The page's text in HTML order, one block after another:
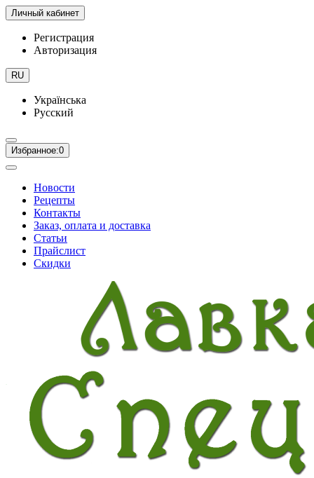
Личный кабинет
Регистрация
Авторизация
RU
Українська
Русский
Избранное:0
Новости
Рецепты
Контакты
Заказ, оплата и доставка
Статьи
Прайслист
Скидки